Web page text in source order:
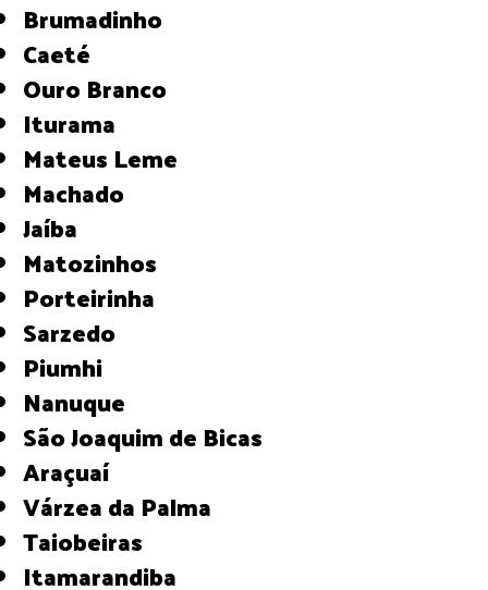
Brumadinho
Caeté
Ouro Branco
Iturama
Mateus Leme
Machado
Jaíba
Matozinhos
Porteirinha
Sarzedo
Piumhi
Nanuque
São Joaquim de Bicas
Araçuaí
Várzea da Palma
Taiobeiras
Itamarandiba